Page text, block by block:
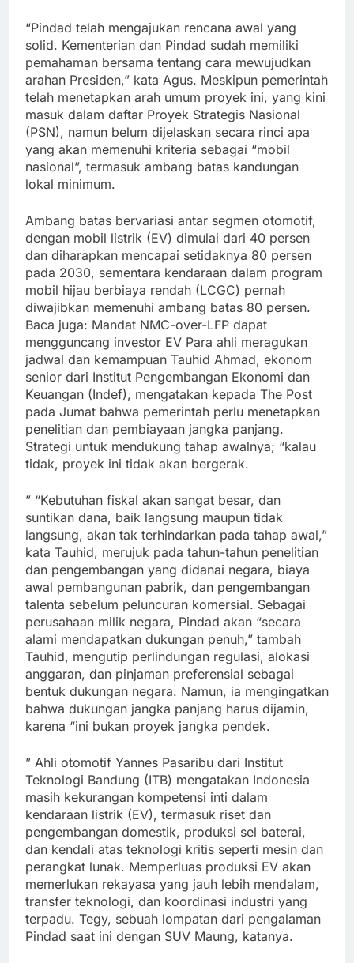
“Pindad telah mengajukan rencana awal yang
solid. Kementerian dan Pindad sudah memiliki
pemahaman bersama tentang cara mewujudkan
arahan Presiden,” kata Agus. Meskipun pemerintah
telah menetapkan arah umum proyek ini, yang kini
masuk dalam daftar Proyek Strategis Nasional
(PSN), namun belum dijelaskan secara rinci apa
yang akan memenuhi kriteria sebagai “mobil
nasional”, termasuk ambang batas kandungan
lokal minimum.
Ambang batas bervariasi antar segmen otomotif,
dengan mobil listrik (EV) dimulai dari 40 persen
dan diharapkan mencapai setidaknya 80 persen
pada 2030, sementara kendaraan dalam program
mobil hijau berbiaya rendah (LCGC) pernah
diwajibkan memenuhi ambang batas 80 persen.
Baca juga: Mandat NMC-over-LFP dapat
mengguncang investor EV Para ahli meragukan
jadwal dan kemampuan Tauhid Ahmad, ekonom
senior dari Institut Pengembangan Ekonomi dan
Keuangan (Indef), mengatakan kepada The Post
pada Jumat bahwa pemerintah perlu menetapkan
penelitian dan pembiayaan jangka panjang.
Strategi untuk mendukung tahap awalnya; “kalau
tidak, proyek ini tidak akan bergerak.
” “Kebutuhan fiskal akan sangat besar, dan
suntikan dana, baik langsung maupun tidak
langsung, akan tak terhindarkan pada tahap awal,”
kata Tauhid, merujuk pada tahun-tahun penelitian
dan pengembangan yang didanai negara, biaya
awal pembangunan pabrik, dan pengembangan
talenta sebelum peluncuran komersial. Sebagai
perusahaan milik negara, Pindad akan “secara
alami mendapatkan dukungan penuh,” tambah
Tauhid, mengutip perlindungan regulasi, alokasi
anggaran, dan pinjaman preferensial sebagai
bentuk dukungan negara. Namun, ia mengingatkan
bahwa dukungan jangka panjang harus dijamin,
karena “ini bukan proyek jangka pendek.
” Ahli otomotif Yannes Pasaribu dari Institut
Teknologi Bandung (ITB) mengatakan Indonesia
masih kekurangan kompetensi inti dalam
kendaraan listrik (EV), termasuk riset dan
pengembangan domestik, produksi sel baterai,
dan kendali atas teknologi kritis seperti mesin dan
perangkat lunak. Memperluas produksi EV akan
memerlukan rekayasa yang jauh lebih mendalam,
transfer teknologi, dan koordinasi industri yang
terpadu. Tegy, sebuah lompatan dari pengalaman
Pindad saat ini dengan SUV Maung, katanya.